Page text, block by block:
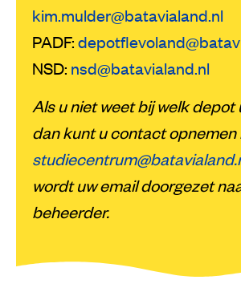
kim.mulder@batavialand.nl
PADF:
NSD: nsd@batavialand.nl
Als u niet weet bij welk depot
dan kunt u contact opnemen
wordt uw email doorgezet
beheerder.